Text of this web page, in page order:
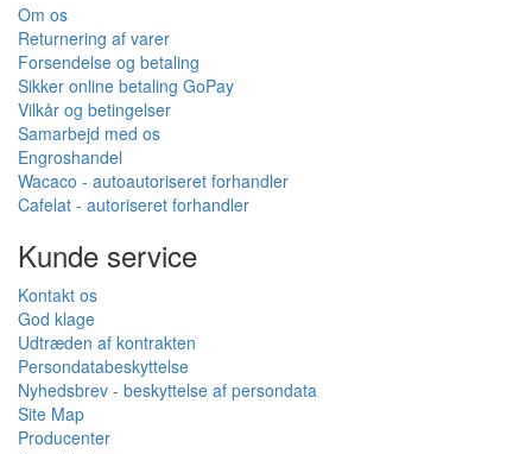
Om os
Returnering af varer
Forsendelse og betaling
Sikker online betaling GoPay
Vilkår og betingelser
Samarbejd med os
Engroshandel
Wacaco - autoautoriseret forhandler
Cafelat - autoriseret forhandler
Kunde service
Kontakt os
God klage
Udtræden af kontrakten
Persondatabeskyttelse
Nyhedsbrev - beskyttelse af persondata
Site Map
Producenter